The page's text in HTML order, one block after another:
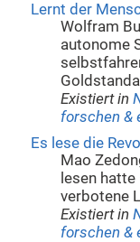
Lernt der
Wolfram
autonome
Existiert in
forschen &
Es lese die
Mao
lesen
verbotene
Existiert in
forschen &